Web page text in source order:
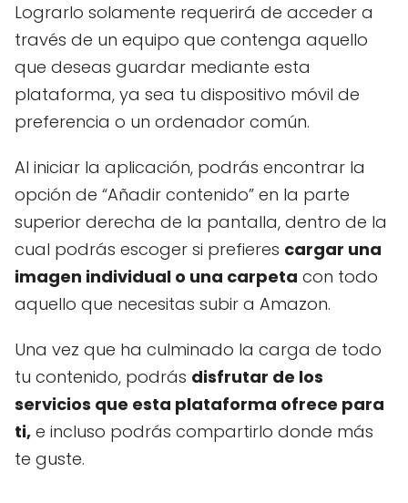
Lograrlo solamente requerirá de acceder a
través de un equipo que contenga aquello
que deseas guardar mediante esta
plataforma, ya sea tu dispositivo móvil de
preferencia o un ordenador común.
Al iniciar la aplicación, podrás encontrar la
opción de “Añadir contenido” en la parte
superior derecha de la pantalla, dentro de la
cual podrás escoger si prefieres cargar una
imagen individual o una carpeta con todo
aquello que necesitas subir a Amazon.
Una vez que ha culminado la carga de todo
tu contenido, podrás disfrutar de los
servicios que esta plataforma ofrece para
ti, e incluso podrás compartirlo donde más
te guste.